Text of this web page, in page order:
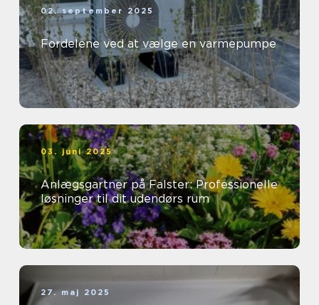
02. september 2025
Fordelene ved at vælge en varmepumpe
03. juni 2025
Anlægsgartner på Falster: Professionelle
løsninger til dit udendørs rum
27. maj 2025